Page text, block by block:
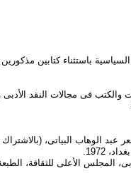
باستثناء كتابين مذكورين
والكتب فى مجالات النقد الأدبى
عبد الوهاب البياتى،
1972.
المجلس الأعلى للثقافة، الطبعة